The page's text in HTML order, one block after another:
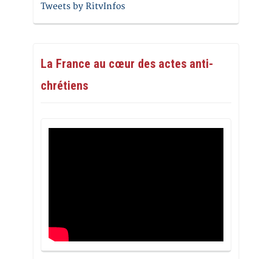
Tweets by RitvInfos
La France au cœur des actes anti-
chrétiens